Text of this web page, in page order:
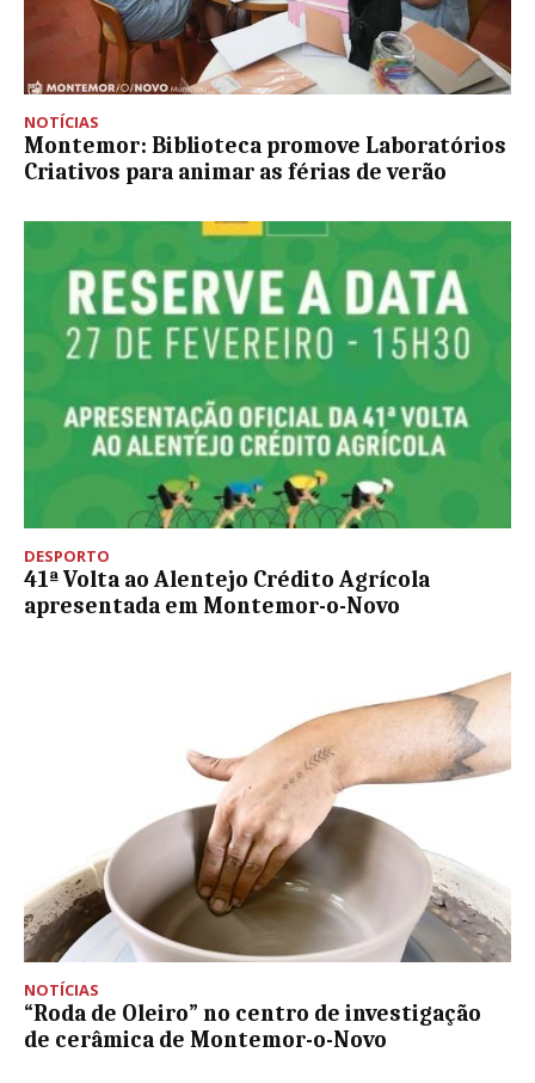
NOTÍCIAS
Montemor: Biblioteca promove Laboratórios
Criativos para animar as férias de verão
DESPORTO
41ª Volta ao Alentejo Crédito Agrícola
apresentada em Montemor-o-Novo
NOTÍCIAS
“Roda de Oleiro” no centro de investigação
de cerâmica de Montemor-o-Novo